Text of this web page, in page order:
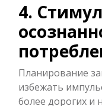
4.
Планирование
избежать
более дорогих и